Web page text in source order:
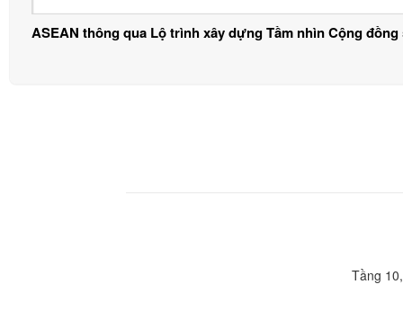
ASEAN thông qua Lộ trình xây dựng Tầm nhìn Cộng đồng
Tầng